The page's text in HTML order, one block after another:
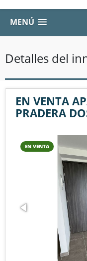
MENÚ
Detalles del
EN VENTA
PRADERA
EN VENTA